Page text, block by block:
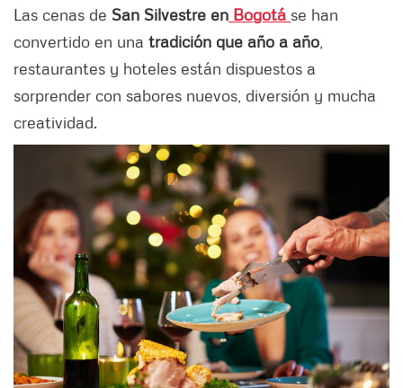
Las cenas de San Silvestre en Bogotá se han
convertido en una tradición que año a año
restaurantes y hoteles están dispuestos a
sorprender con sabores nuevos, diversión y mucha
creatividad.